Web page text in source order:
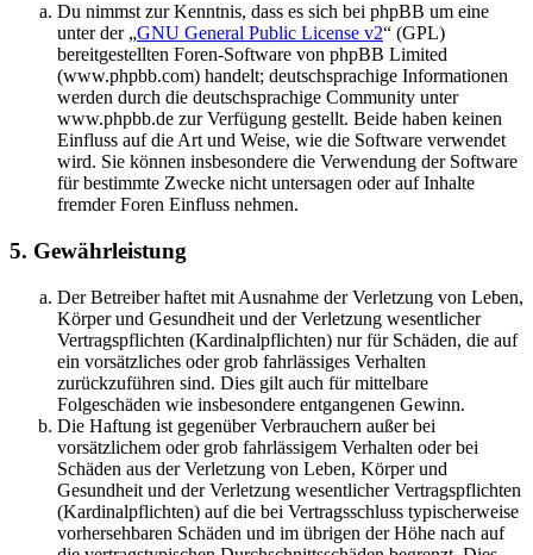
Du nimmst zur Kenntnis, dass es sich bei phpBB um eine
unter der „GNU General Public License v2“ (GPL)
bereitgestellten Foren-Software von phpBB Limited
(www.phpbb.com) handelt; deutschsprachige Informationen
werden durch die deutschsprachige Community unter
www.phpbb.de zur Verfügung gestellt. Beide haben keinen
Einfluss auf die Art und Weise, wie die Software verwendet
wird. Sie können insbesondere die Verwendung der Software
für bestimmte Zwecke nicht untersagen oder auf Inhalte
fremder Foren Einfluss nehmen.
5. Gewährleistung
Der Betreiber haftet mit Ausnahme der Verletzung von Leben,
Körper und Gesundheit und der Verletzung wesentlicher
Vertragspflichten (Kardinalpflichten) nur für Schäden, die auf
ein vorsätzliches oder grob fahrlässiges Verhalten
zurückzuführen sind. Dies gilt auch für mittelbare
Folgeschäden wie insbesondere entgangenen Gewinn.
Die Haftung ist gegenüber Verbrauchern außer bei
vorsätzlichem oder grob fahrlässigem Verhalten oder bei
Schäden aus der Verletzung von Leben, Körper und
Gesundheit und der Verletzung wesentlicher Vertragspflichten
(Kardinalpflichten) auf die bei Vertragsschluss typischerweise
vorhersehbaren Schäden und im übrigen der Höhe nach auf